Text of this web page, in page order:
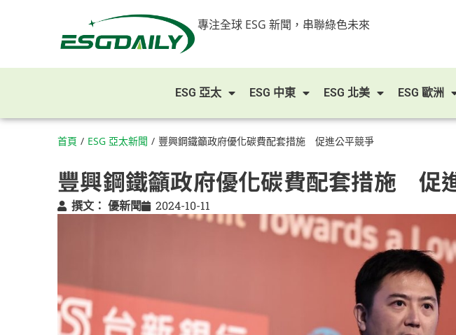
專注全球 ESG 新聞，串聯綠色未來
ESG 亞太 ESG 中東 ESG 北美 ESG 歐洲
首頁 / ESG 亞太新聞 / 豐興鋼鐵籲政府優化碳費配套措施 促進公平競爭
豐興鋼鐵籲政府優化碳費配套措施 促
撰文： 優新聞 2024-10-11